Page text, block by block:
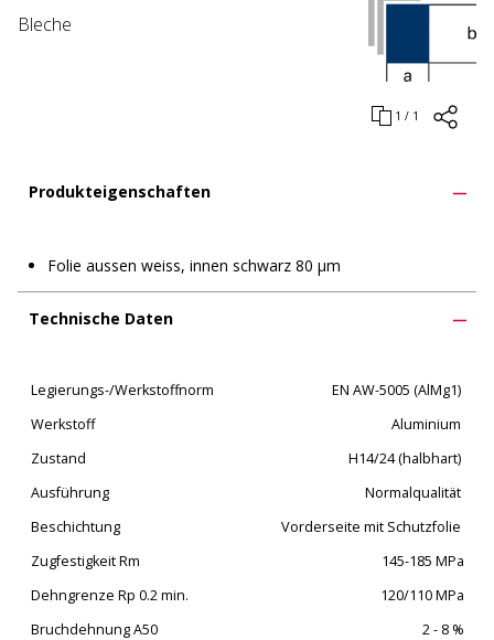
1 / 1
Bleche
Produkteigenschaften
Folie aussen weiss, innen schwarz 80 μm
Technische Daten
Legierungs-/Werkstoffnorm
EN AW-5005 (AlMg1)
Werkstoff
Aluminium
Zustand
H14/24 (halbhart)
Ausführung
Normalqualität
Beschichtung
Vorderseite mit Schutzfolie
Zugfestigkeit Rm
145-185 MPa
Dehngrenze Rp 0.2 min.
120/110 MPa
Bruchdehnung A50
2 - 8 %